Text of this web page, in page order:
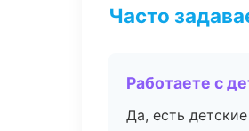
Часто
Работаете с
Да, есть